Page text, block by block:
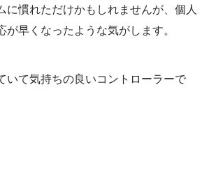
に慣れただけかもしれませんが、個人
が早くなったような気がします。
いて気持ちの良いコントローラーで